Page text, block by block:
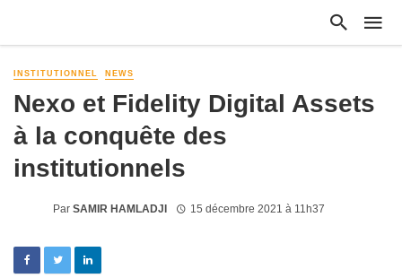
INSTITUTIONNEL NEWS
Nexo et Fidelity Digital Assets
à la conquête des
institutionnels
Par SAMIR HAMLADJI 15 décembre 2021 à 11h37